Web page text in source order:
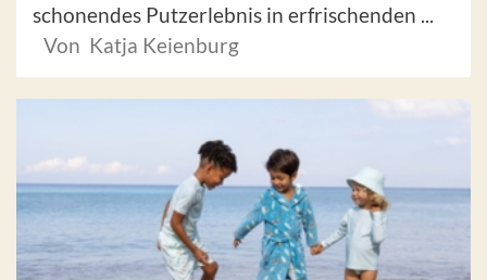
schonendes Putzerlebnis in erfrischenden ...
Von Katja Keienburg